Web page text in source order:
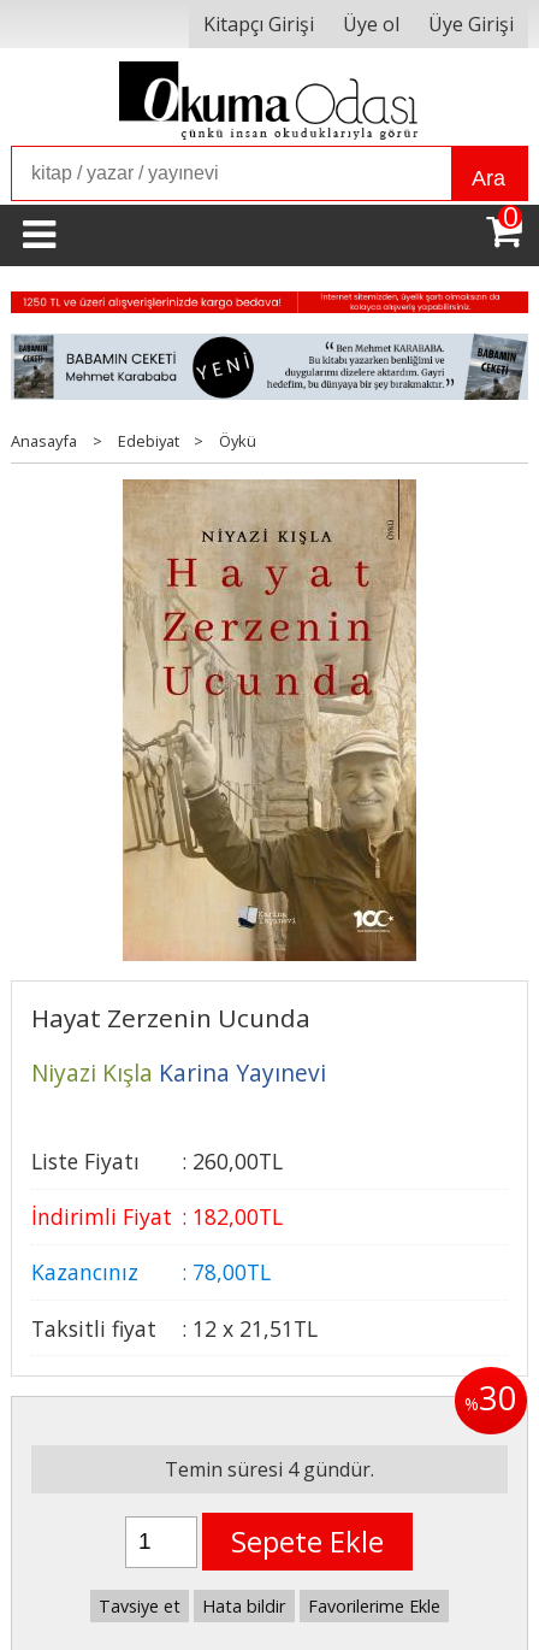
Kitapçı Girişi Üye ol Üye Girişi
Ara
0
Anasayfa > Edebiyat > Öykü
Hayat Zerzenin Ucunda
Niyazi Kışla Karina Yayınevi
Liste Fiyatı : 260,00TL
İndirimli Fiyat : 182,00TL
Kazancınız
: 78,00TL
Taksitli fiyat
: 12 x 21,51TL
%30
Temin süresi 4 gündür.
Sepete Ekle
Tavsiye et Hata bildir Favorilerime Ekle